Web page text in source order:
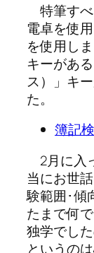
特筆すべ
電卓を使
を使用し
キーがあ
ス）」キ
た。
簿記
2月に入
当にお世
験範囲･傾
たまで何
独学でし
というの